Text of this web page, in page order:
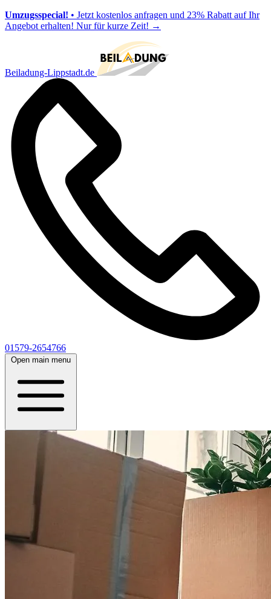
Umzugsspecial! • Jetzt kostenlos anfragen und 23% Rabatt auf Ihr
Angebot erhalten! Nur für kurze Zeit! →
Beiladung-Lippstadt.de
01579-2654766
Open main menu